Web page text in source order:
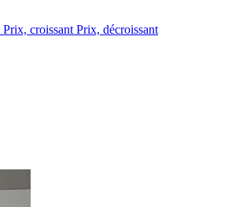
Prix, croissant Prix, décroissant